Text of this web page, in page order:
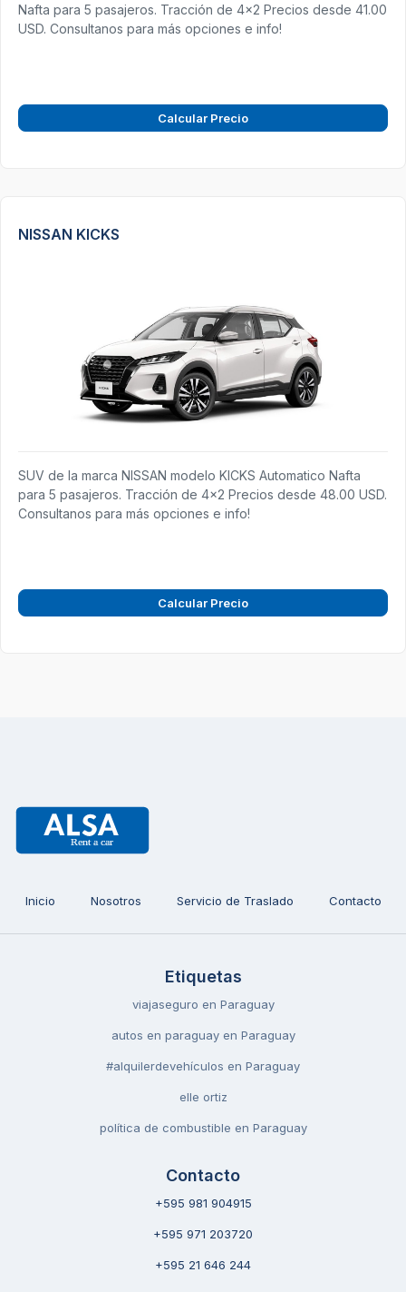
Nafta para 5 pasajeros. Tracción de 4x2 Precios desde 41.00
USD. Consultanos para más opciones e info!
Calcular Precio
NISSAN KICKS
SUV de la marca NISSAN modelo KICKS Automatico Nafta
para 5 pasajeros. Tracción de 4x2 Precios desde 48.00 USD.
Consultanos para más opciones e info!
Calcular Precio
Inicio Nosotros Servicio de Traslado Contacto
Etiquetas
viajaseguro en Paraguay
autos en paraguay en Paraguay
#alquilerdevehículos en Paraguay
elle ortiz
política de combustible en Paraguay
Contacto
+595 981 904915
+595 971 203720
+595 21 646 244